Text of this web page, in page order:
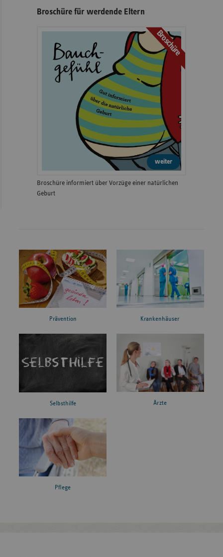
Broschüre für werdende Eltern
Broschüre
weiter
Broschüre informiert über Vorzüge einer natürlichen
Geburt
Prävention Krankenhäuser
Selbsthilfe Ärzte
Pflege